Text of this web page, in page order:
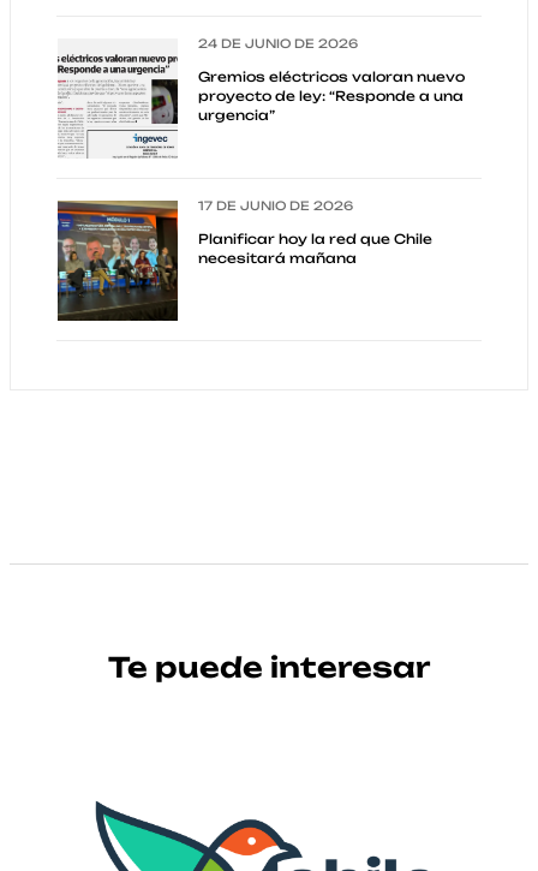
24 DE JUNIO DE 2026
Gremios eléctricos valoran nuevo
proyecto de ley: “Responde a una
urgencia”
17 DE JUNIO DE 2026
Planificar hoy la red que Chile
necesitará mañana
Te puede interesar